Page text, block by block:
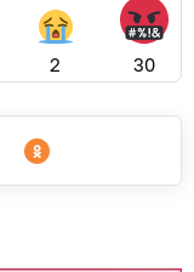
2 30